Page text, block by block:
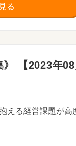
る
【2023年